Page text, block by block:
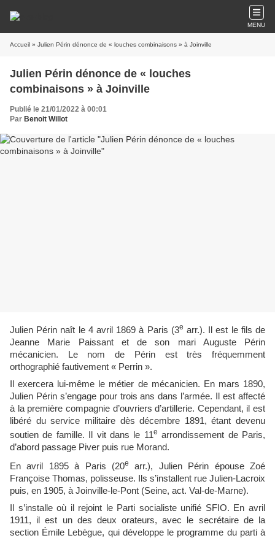
MENU
Accueil » Julien Périn dénonce de « louches combinaisons » à Joinville
Julien Périn dénonce de « louches
combinaisons » à Joinville
Publié le 21/01/2022 à 00:01
Par Benoit Willot
Julien Périn naît le 4 avril 1869 à Paris (3e arr.). Il est le fils de
Jeanne Marie Paissant et de son mari Auguste Périn
mécanicien. Le nom de Périn est très fréquemment
orthographié fautivement « Perrin ».
Il exercera lui-même le métier de mécanicien. En mars 1890,
Julien Périn s’engage pour trois ans dans l’armée. Il est affecté
à la première compagnie d’ouvriers d’artillerie. Cependant, il est
libéré du service militaire dès décembre 1891, étant devenu
soutien de famille. Il vit dans le 11e arrondissement de Paris,
d’abord passage Piver puis rue Morand.
En avril 1895 à Paris (20e
arr.), Julien Périn épouse Zoé
Françoise Thomas, polisseuse. Ils s’installent rue Julien-Lacroix
puis, en 1905, à Joinville-le-Pont (Seine, act. Val-de-Marne).
Il s’installe où il rejoint le Parti socialiste unifié SFIO. En avril
1911, il est un des deux orateurs, avec le secrétaire de la
section Émile Lebègue, qui développe le programme du parti à